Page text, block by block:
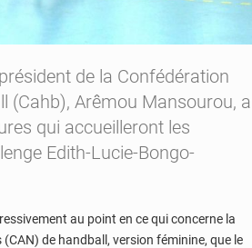
de la Confédération
(Cahb), Arêmou Mansourou, a
qui accueilleront les
Edith-Lucie-Bongo-
au point en ce qui concerne la
de handball, version féminine, que le